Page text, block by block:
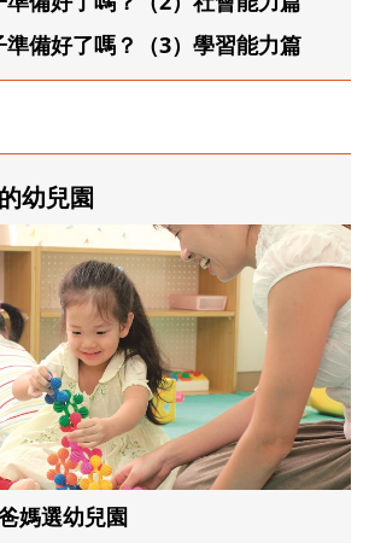
幼兒園
媽選幼兒園
備好了嗎？（3）學習能力篇